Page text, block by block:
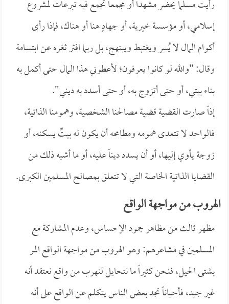
رأيت مسلماً يحضر مشهداً أو مجمعاً تُجمع فيه تبرعات لمشروع
إسلامي، أو مؤسسة خيرية، أو جهادٍ هنا أو هناك، فإذا رأى
أكوام المال لا يُسر ويغتبط ويبتهج، بل ربما افتر ثغره عن ابتسامة
وقال: "والله لو كانوا يعرفون؛ لأعطوني هذا المال حتى أكمل به
بناء بيتي، أو حتى أتزوج به، أو حتى أسدد به ديني".
إذاً صارت القضية قضية مصالحنا الشخصية، وهمومنا الذاتية،
فالواحد لا تتعدى همومه ومطامحه أن يكون له بيتٌ يسكنه، أو
زوجة يأوي إليها، أو أن يسدد ديناً عليه، أو ما أشبه ذلك من
القضايا الذاتية الخاصة التي لا تتعلق بمصالح المسلمين الكبرى.
الهروب من مواجهة الواقع
مظهر ثالث من مظاهر جمود الإحساس، وعدم المشاركة مع
المسلمين في مشاعرهم: وهو الهروب من مواجهة الواقع المر
بشتى الحيل، فنحن كثيراً ما نتحايل لنهرب من واقع نعتقد أنه
غير جيد، فأحياناً تجد بعض الناس يتكلم عن الواقع على أنه